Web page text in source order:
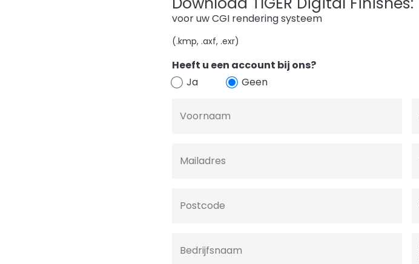
voor uw CGI rendering systeem
(.kmp, .axf, .exr)
Heeft u een account bij ons?
Ja
Geen
Voornaam
Mailadres
Postcode
Bedrijfsnaam